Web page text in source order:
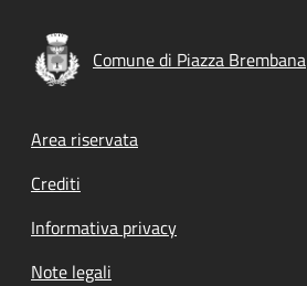
Comune di Piazza Brembana
Footer menu
Area riservata
Crediti
Informativa privacy
Note legali